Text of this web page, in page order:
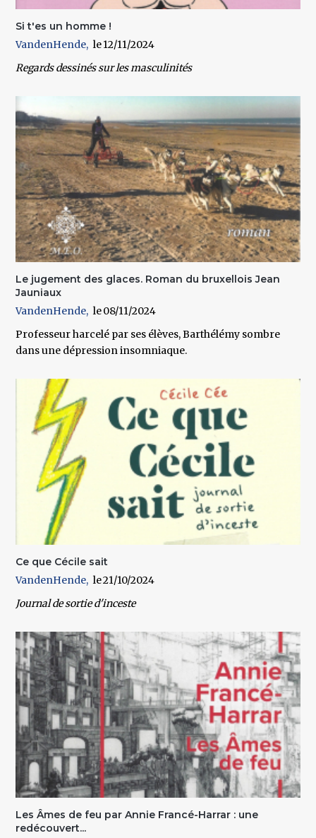
Si t'es un homme !
VandenHende
12/11/2024
Regards dessinés sur les masculinités
Le jugement des glaces. Roman du bruxellois Jean
Jauniaux
VandenHende
08/11/2024
Professeur harcelé par ses élèves, Barthélémy sombre
dans une dépression insomniaque.
Ce que Cécile sait
VandenHende
21/10/2024
Journal de sortie d'inceste
Les Âmes de feu par Annie Francé-Harrar : une
redécouvert...